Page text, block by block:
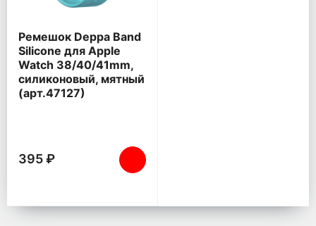
Ремешок Deppa Band
Silicone для Apple
Watch 38/40/41mm,
силиконовый, мятный
(арт.47127)
395 ₽